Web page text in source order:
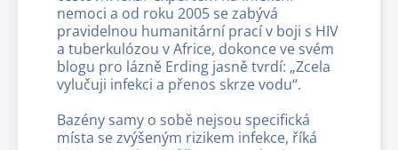
nemoci a od roku 2005 se zabývá
pravidelnou humanitární prací v boji s HIV
a tuberkulózou v Africe, dokonce ve svém
blogu pro lázně Erding jasně tvrdí: „Zcela
vylučuji infekci a přenos skrze vodu“.
Bazény samy o sobě nejsou specifická
místa se zvýšeným rizikem infekce, říká